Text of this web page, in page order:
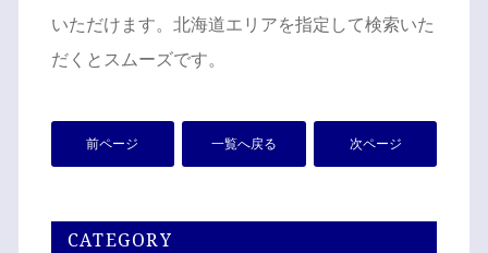
いただけます。北海道エリアを指定して検索いた
だくとスムーズです。
前ページ 一覧へ戻る 次ページ
CATEGORY